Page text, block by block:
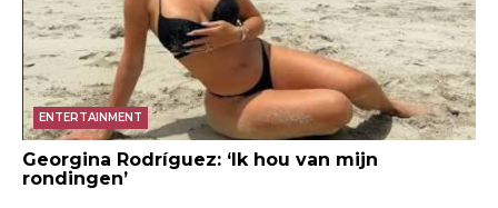
ENTERTAINMENT
Georgina Rodríguez: ‘Ik hou van mijn
rondingen’